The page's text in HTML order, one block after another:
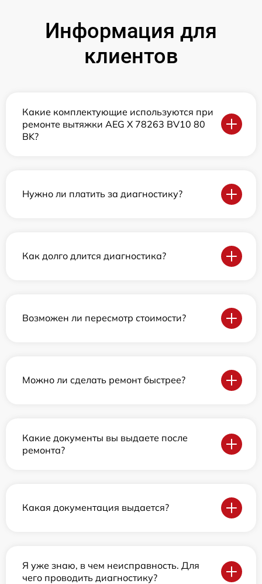
Информация для
клиентов
Какие комплектующие используются при
ремонте вытяжки AEG X 78263 BV10 80
BK?
Нужно ли платить за диагностику?
Как долго длится диагностика?
Возможен ли пересмотр стоимости?
Можно ли сделать ремонт быстрее?
Какие документы вы выдаете после
ремонта?
Какая документация выдается?
Я уже знаю, в чем неисправность. Для
чего проводить диагностику?